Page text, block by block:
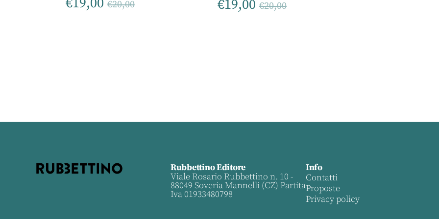
€20,00 €19,00 €20,00
Rubbettino Editore
Viale Rosario Rubbettino n. 10 -
88049 Soveria Mannelli (CZ) Partita
Iva 01933480798
Info
Contatti
Proposte
Privacy policy